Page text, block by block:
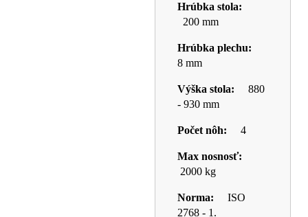
Hrúbka stola:
200 mm
Hrúbka plechu:
8 mm
Výška stola:
880
- 930 mm
Počet nôh: 4
Max nosnosť:
2000 kg
Norma:
ISO
2768 - 1.